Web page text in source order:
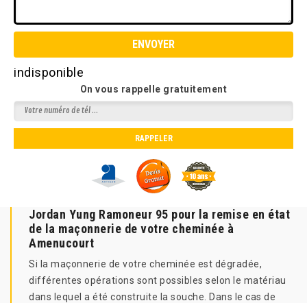
indisponible
On vous rappelle gratuitement
Jordan Yung Ramoneur 95 pour la remise en état
de la maçonnerie de votre cheminée à
Amenucourt
Si la maçonnerie de votre cheminée est dégradée,
différentes opérations sont possibles selon le matériau
dans lequel a été construite la souche. Dans le cas de